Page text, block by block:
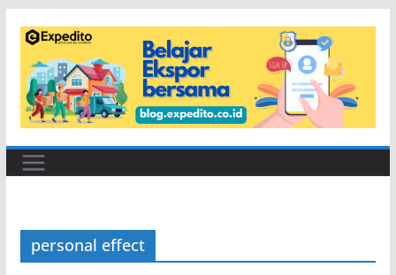
content
personal effect